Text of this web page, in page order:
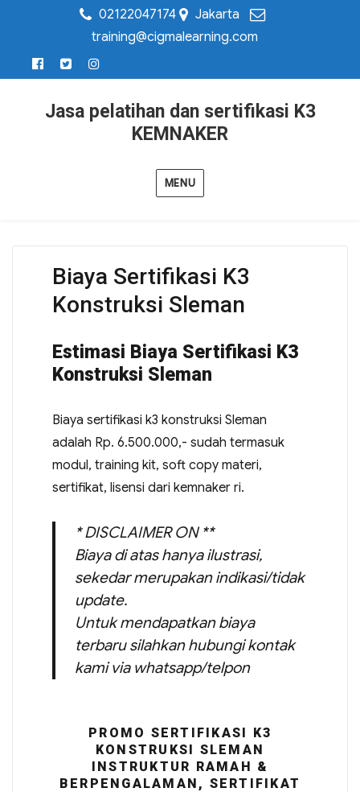
02122047174
Jakarta
training@cigmalearning.com
Jasa pelatihan dan sertifikasi K3
KEMNAKER
MENU
Biaya Sertifikasi K3
Konstruksi Sleman
Estimasi Biaya Sertifikasi K3
Konstruksi Sleman
Biaya sertifikasi k3 konstruksi Sleman
adalah Rp. 6.500.000,- sudah termasuk
modul, training kit, soft copy materi,
sertifikat, lisensi dari kemnaker ri.
* DISCLAIMER ON **
Biaya di atas hanya ilustrasi,
sekedar merupakan indikasi/tidak
update.
Untuk mendapatkan biaya
terbaru silahkan hubungi kontak
kami via whatsapp/telpon
PROMO SERTIFIKASI K3
KONSTRUKSI SLEMAN
INSTRUKTUR RAMAH &
BERPENGALAMAN, SERTIFIKAT